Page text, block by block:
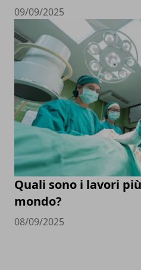
09/09/2025
Quali sono i lavori
mondo?
08/09/2025